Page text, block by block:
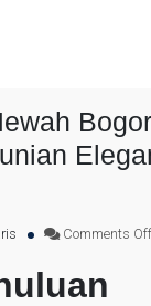
Comments Off